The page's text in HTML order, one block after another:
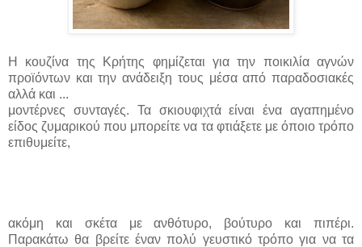
Η κουζίνα της Κρήτης φημίζεται για την ποικιλία αγνών
προϊόντων και την ανάδειξη τους μέσα από παραδοσιακές
αλλά και ...
μοντέρνες συνταγές. Τα σκιουφιχτά είναι ένα αγαπημένο
είδος ζυμαρικού που μπορείτε να τα φτιάξετε με όποιο τρόπο
επιθυμείτε,
ακόμη και σκέτα με ανθότυρο, βούτυρο και πιπέρι.
Παρακάτω θα βρείτε έναν πολύ γευστικό τρόπο για να τα